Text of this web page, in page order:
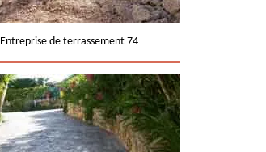
Entreprise de terrassement 74